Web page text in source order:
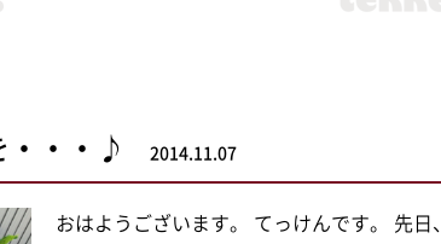
・・・♪ 2014.11.07
おはようございます。 てっけんです。 先日